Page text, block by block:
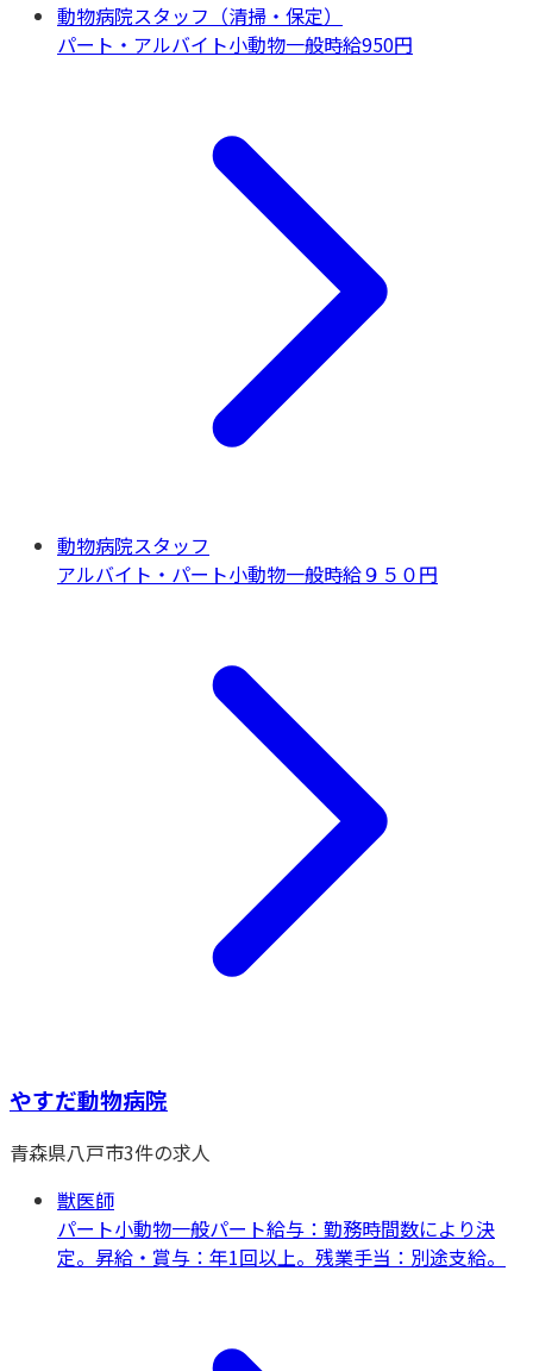
動物病院スタッフ（清掃・保定）
パート・アルバイト小動物一般時給950円
動物病院スタッフ
アルバイト・パート小動物一般時給９５０円
やすだ動物病院
青森県八戸市3件の求人
獣医師
パート小動物一般パート給与：勤務時間数により決
定。昇給・賞与：年1回以上。残業手当：別途支給。